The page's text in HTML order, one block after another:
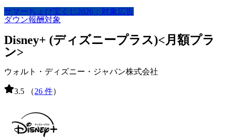
サマーちょび宝くじ2026：対象広告
ダウン報酬対象
Disney+ (ディズニープラス)<月額プラ
ン>
ウォルト・ディズニー・ジャパン株式会社
3.5 （26 件）